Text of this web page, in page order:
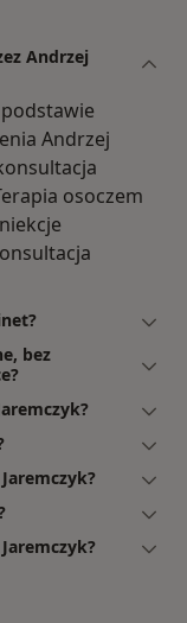
Andrzej
Andrzej
osoczem
bez